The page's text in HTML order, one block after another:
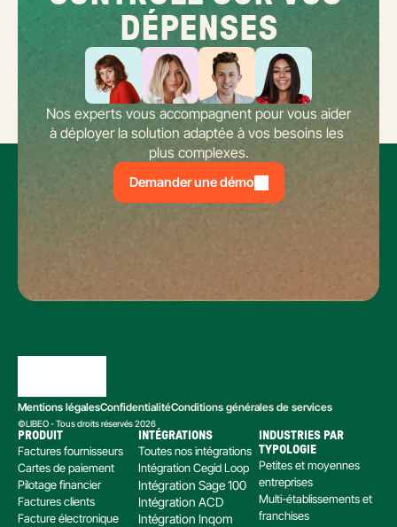
DÉPENSES
Nos experts vous accompagnent pour vous aider
à déployer la solution adaptée à vos besoins les
plus complexes.
Demander une démo
Mentions légalesConfidentialitéConditions générales de services
©LIBEO - Tous droits réservés 2026
PRODUIT
Factures fournisseurs
Cartes de paiement
Pilotage financier
Factures clients
Facture électronique
INTÉGRATIONS
Toutes nos intégrations
Intégration Cegid Loop
Intégration Sage 100
Intégration ACD
Intégration Inqom
INDUSTRIES PAR
TYPOLOGIE
Petites et moyennes
entreprises
Multi-établissements et
franchises